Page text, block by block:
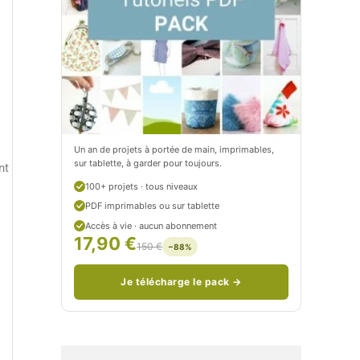
t
i
t
C
i
t
r
n
/
t
i
t
c
i
t
o
n
c
o
Un an de projets à portée de main, imprimables,
sur tablette, à garder pour toujours.
100+ projets · tous niveaux
PDF imprimables ou sur tablette
Accès à vie · aucun abonnement
17,90 €150 € −88%
Je télécharge le pack →